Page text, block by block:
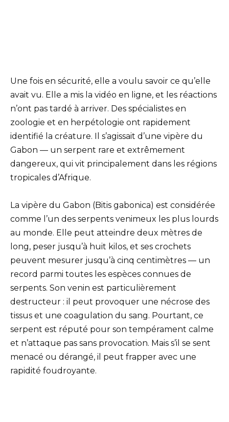
Une fois en sécurité, elle a voulu savoir ce qu’elle
avait vu. Elle a mis la vidéo en ligne, et les réactions
n’ont pas tardé à arriver. Des spécialistes en
zoologie et en herpétologie ont rapidement
identifié la créature. Il s’agissait d’une vipère du
Gabon — un serpent rare et extrêmement
dangereux, qui vit principalement dans les régions
tropicales d’Afrique.
La vipère du Gabon (Bitis gabonica) est considérée
comme l’un des serpents venimeux les plus lourds
au monde. Elle peut atteindre deux mètres de
long, peser jusqu’à huit kilos, et ses crochets
peuvent mesurer jusqu’à cinq centimètres — un
record parmi toutes les espèces connues de
serpents. Son venin est particulièrement
destructeur : il peut provoquer une nécrose des
tissus et une coagulation du sang. Pourtant, ce
serpent est réputé pour son tempérament calme
et n’attaque pas sans provocation. Mais s’il se sent
menacé ou dérangé, il peut frapper avec une
rapidité foudroyante.